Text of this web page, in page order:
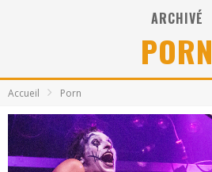
ARCHIVÉ
PORN
Accueil Porn